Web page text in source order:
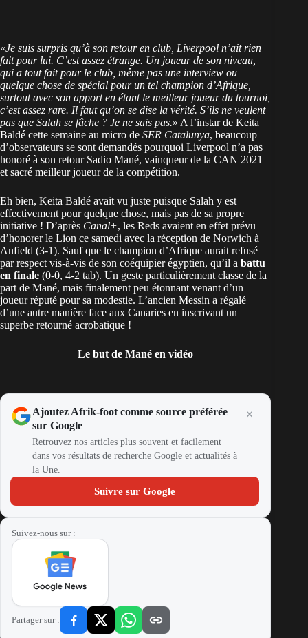
«Je suis surpris qu’à son retour en club, Liverpool n’ait rien
fait pour lui. C’est assez étrange. Un joueur de son niveau,
qui a tout fait pour le club, même pas une interview ou
quelque chose de spécial pour un tel champion d’Afrique,
surtout avec son apport en étant le meilleur joueur du tournoi,
c’est assez rare. Il faut qu’on se dise la vérité. S’ils ne veulent
pas que Salah se fâche ? Je ne sais pas.» A l’instar de Keita
Baldé cette semaine au micro de SER Catalunya, beaucoup
d’observateurs se sont demandés pourquoi Liverpool n’a pas
honoré à son retour Sadio Mané, vainqueur de la CAN 2021
et sacré meilleur joueur de la compétition.
Eh bien, Keita Baldé avait vu juste puisque Salah y est
effectivement pour quelque chose, mais pas de sa propre
initiative ! D’après Canal+, les Reds avaient en effet prévu
d’honorer le Lion ce samedi avec la réception de Norwich à
Anfield (3-1). Sauf que le champion d’Afrique aurait refusé
par respect vis-à-vis de son coéquipier égyptien, qu’il a battu
en finale (0-0, 4-2 tab). Un geste particulièrement classe de la
part de Mané, mais finalement peu étonnant venant d’un
joueur réputé pour sa modestie. L’ancien Messin a régalé
d’une autre manière face aux Canaries en inscrivant un
superbe retourné acrobatique !
Le but de Mané en vidéo
Ajoutez Afrik-foot comme source préférée
sur Google
Retrouvez nos articles plus souvent et facilement
dans vos résultats de recherche Google et actualités à
la Une.
Suivre sur Google
Suivez-nous sur :
Partager sur :